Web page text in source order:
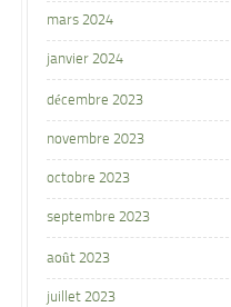
mars 2024
janvier 2024
décembre 2023
novembre 2023
octobre 2023
septembre 2023
août 2023
juillet 2023